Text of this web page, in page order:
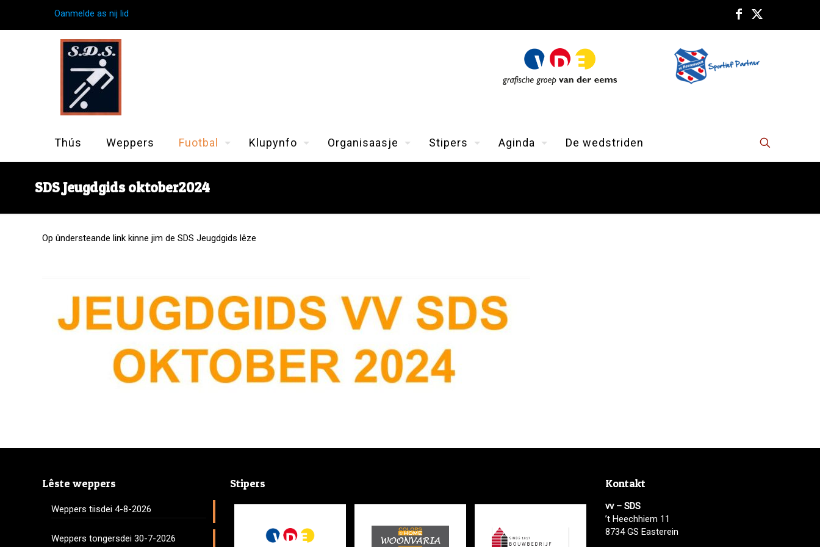
Oanmelde as nij lid
Thús Weppers Fuotbal Klupynfo Organisaasje Stipers Aginda De wedstriden
SDS Jeugdgids oktober2024
Op ûndersteande link kinne jim de SDS Jeugdgids lêze
Lêste weppers
Weppers tiisdei 4-8-2026
Weppers tongersdei 30-7-2026
Stipers Kontakt
vv – SDS
’t Heechhiem 11
8734 GS Easterein